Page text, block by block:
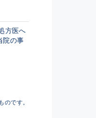
方医へ
院の事
のです。